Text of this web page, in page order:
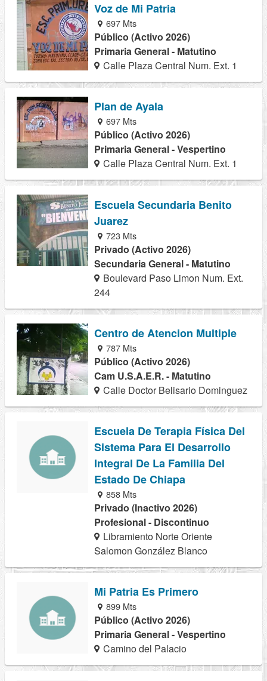
Voz de Mi Patria
697 Mts
Público (Activo 2026)
Primaria General - Matutino
Calle Plaza Central Num. Ext. 1
Plan de Ayala
697 Mts
Público (Activo 2026)
Primaria General - Vespertino
Calle Plaza Central Num. Ext. 1
Escuela Secundaria Benito
Juarez
723 Mts
Privado (Activo 2026)
Secundaria General - Matutino
Boulevard Paso Limon Num. Ext.
244
Centro de Atencion Multiple
787 Mts
Público (Activo 2026)
Cam U.S.A.E.R. - Matutino
Calle Doctor Belisario Dominguez
Escuela De Terapia Física Del
Sistema Para El Desarrollo
Integral De La Familia Del
Estado De Chiapa
858 Mts
Privado (Inactivo 2026)
Profesional - Discontinuo
Libramiento Norte Oriente
Salomon González Blanco
Mi Patria Es Primero
899 Mts
Público (Activo 2026)
Primaria General - Vespertino
Camino del Palacio